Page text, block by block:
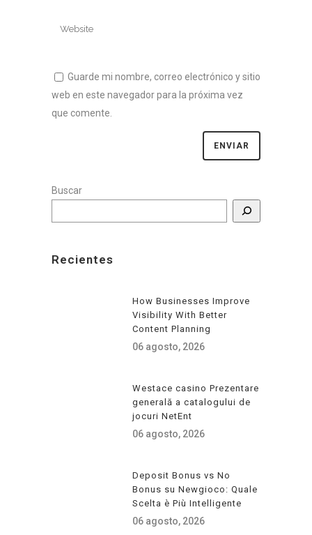
Guarde mi nombre, correo electrónico y sitio
web en este navegador para la próxima vez
que comente.
Buscar
Recientes
How Businesses Improve
Visibility With Better
Content Planning
06 agosto, 2026
Westace casino Prezentare
generală a catalogului de
jocuri NetEnt
06 agosto, 2026
Deposit Bonus vs No
Bonus su Newgioco: Quale
Scelta è Più Intelligente
06 agosto, 2026